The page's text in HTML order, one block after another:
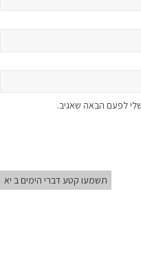
לפעם הבאה שאגיב.
תשמעו קטע דברי הימים ב יא